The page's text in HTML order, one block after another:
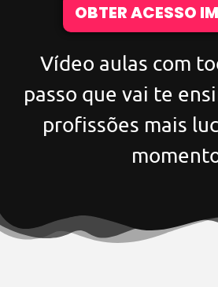
OBTER ACESSO
Vídeo aulas com
passo que vai te
profissões mais